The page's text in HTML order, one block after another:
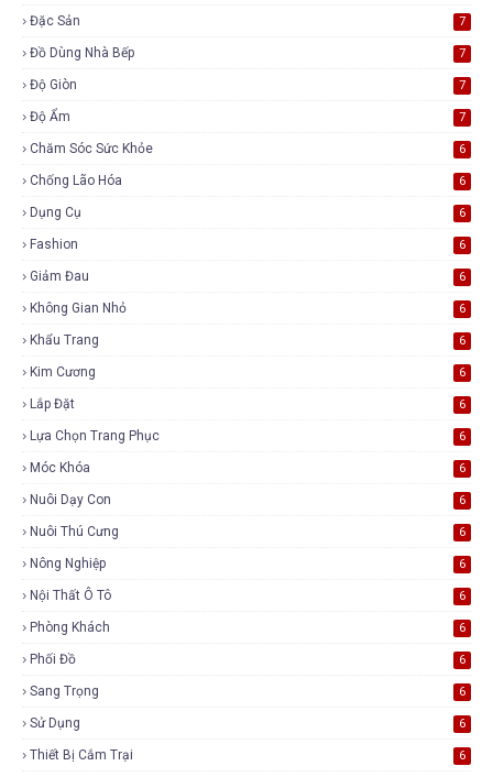
Đặc Sản 7
Đồ Dùng Nhà Bếp 7
Độ Giòn 7
Độ Ẩm 7
Chăm Sóc Sức Khỏe 6
Chống Lão Hóa 6
Dụng Cụ 6
Fashion 6
Giảm Đau 6
Không Gian Nhỏ 6
Khẩu Trang 6
Kim Cương 6
Lắp Đặt 6
Lựa Chọn Trang Phục 6
Móc Khóa 6
Nuôi Dạy Con 6
Nuôi Thú Cưng 6
Nông Nghiệp 6
Nội Thất Ô Tô 6
Phòng Khách 6
Phối Đồ 6
Sang Trọng 6
Sử Dụng 6
Thiết Bị Cắm Trại 6